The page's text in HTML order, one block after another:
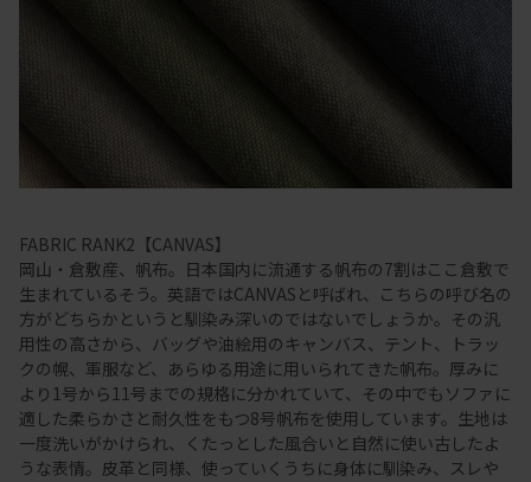
FABRIC RANK2【CANVAS】
岡山・倉敷産、帆布。日本国内に流通する帆布の7割はここ倉敷で
生まれているそう。英語ではCANVASと呼ばれ、こちらの呼び名の
方がどちらかというと馴染み深いのではないでしょうか。その汎
用性の高さから、バッグや油絵用のキャンバス、テント、トラッ
クの幌、軍服など、あらゆる用途に用いられてきた帆布。厚みに
より1号から11号までの規格に分かれていて、その中でもソファに
適した柔らかさと耐久性をもつ8号帆布を使用しています。生地は
一度洗いがかけられ、くたっとした風合いと自然に使い古したよ
うな表情。皮革と同様、使っていくうちに身体に馴染み、スレや